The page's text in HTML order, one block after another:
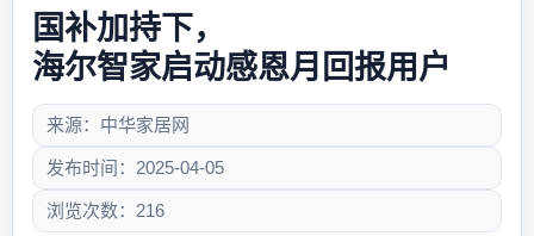
国补加持下，
海尔智家启动感恩月回报用户
来源：中华家居网
发布时间：2025-04-05
浏览次数：216